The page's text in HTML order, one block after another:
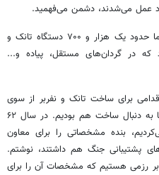
عمل می‌شدند، دشمن می‌فهمید.
* در عملیات کربلای ۵، استعداد زرهی ما حدود یک هزار و ۷۰۰ دستگاه تانک و
که در گردان‌های مستقل، پیاده و...
برای ساخت تانک و نفربر از سوی
یگان زرهی سپاه صورت گرفته است}: ما به دنبال ساخت هم بودیم. در سال ۶۲
بنده مشخصاتی را برای معاون
پشتیبانی جنگ هم داشتند، نوشتم.
رزمی هستیم که مشخصات آن را برای